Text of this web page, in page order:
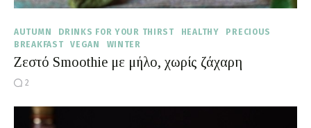
AUTUMN DRINKS FOR YOUR THIRST HEALTHY
PRECIOUS
BREAKFAST
VEGAN WINTER
Ζεστό Smoothie με μήλο, χωρίς ζάχαρη
2